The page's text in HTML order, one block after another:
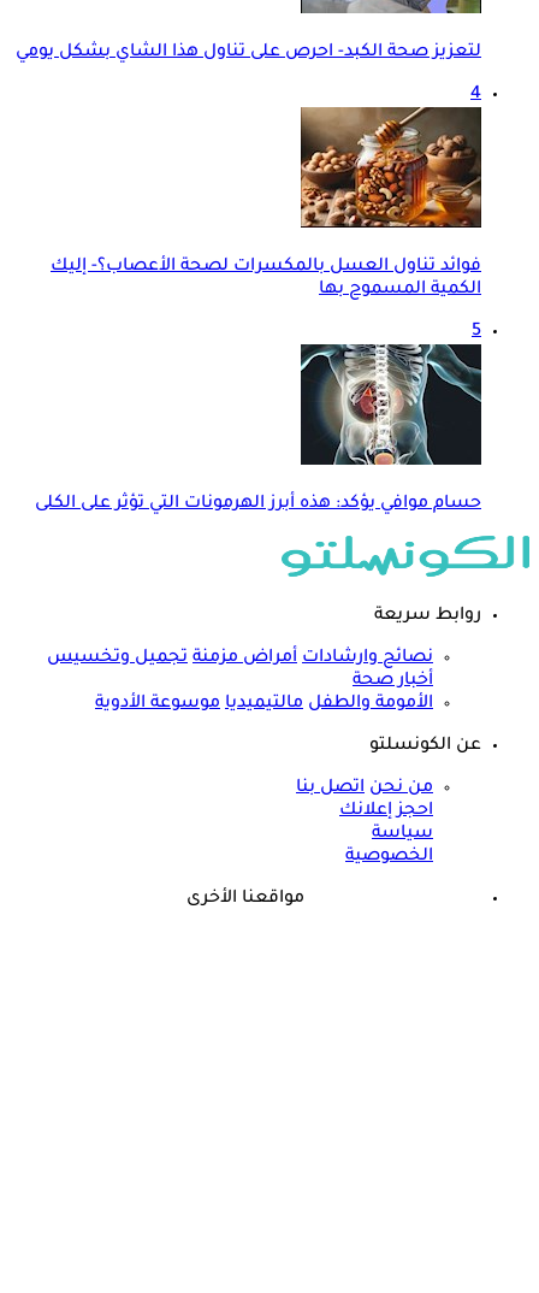
لتعزيز صحة الكبد- احرص على تناول هذا الشاي بشكل يومي
4
فوائد تناول العسل بالمكسرات لصحة الأعصاب؟- إليك
الكمية المسموح بها
5
حسام موافي يؤكد: هذه أبرز الهرمونات التي تؤثر على الكلى
روابط سريعة
نصائح وارشادات أمراض مزمنة تجميل وتخسيس
أخبار صحة
الأمومة والطفل مالتيميديا موسوعة الأدوية
عن الكونسلتو
من نحن اتصل بنا
احجز إعلانك
سياسة
الخصوصية
مواقعنا الأخرى